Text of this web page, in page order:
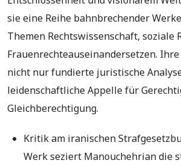
sie eine Reihe bahnbrechender
Themen Rechtswissenschaft, soziale
Frauenrechteauseinandersetzen.
nicht nur fundierte juristische
leidenschaftliche Appelle für
Gleichberechtigung.
Kritik am iranischen
Werk seziert Manouchehrian die